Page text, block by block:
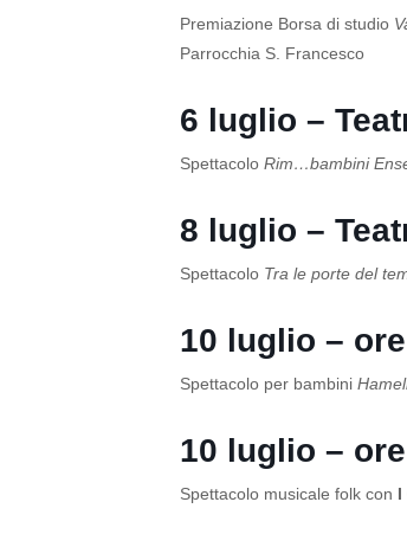
Premiazione Borsa di studio
Parrocchia S. Francesco
6 luglio –
Spettacolo Rim…bambini
8 luglio –
Spettacolo Tra le porte del
10 luglio –
Spettacolo per bambini
10 luglio –
Spettacolo musicale folk con I